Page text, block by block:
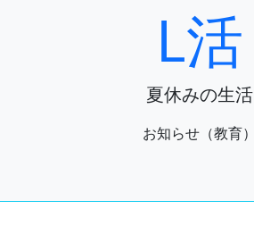
L活
夏休みの生活
お知らせ（教育）